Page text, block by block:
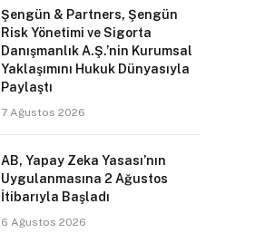
Şengün & Partners, Şengün
Risk Yönetimi ve Sigorta
Danışmanlık A.Ş.’nin Kurumsal
Yaklaşımını Hukuk Dünyasıyla
Paylaştı
7 Ağustos 2026
AB, Yapay Zeka Yasası’nın
Uygulanmasına 2 Ağustos
İtibarıyla Başladı
6 Ağustos 2026